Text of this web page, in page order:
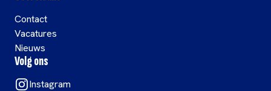
Contact
Vacatures
Nieuws
Volg ons
Instagram